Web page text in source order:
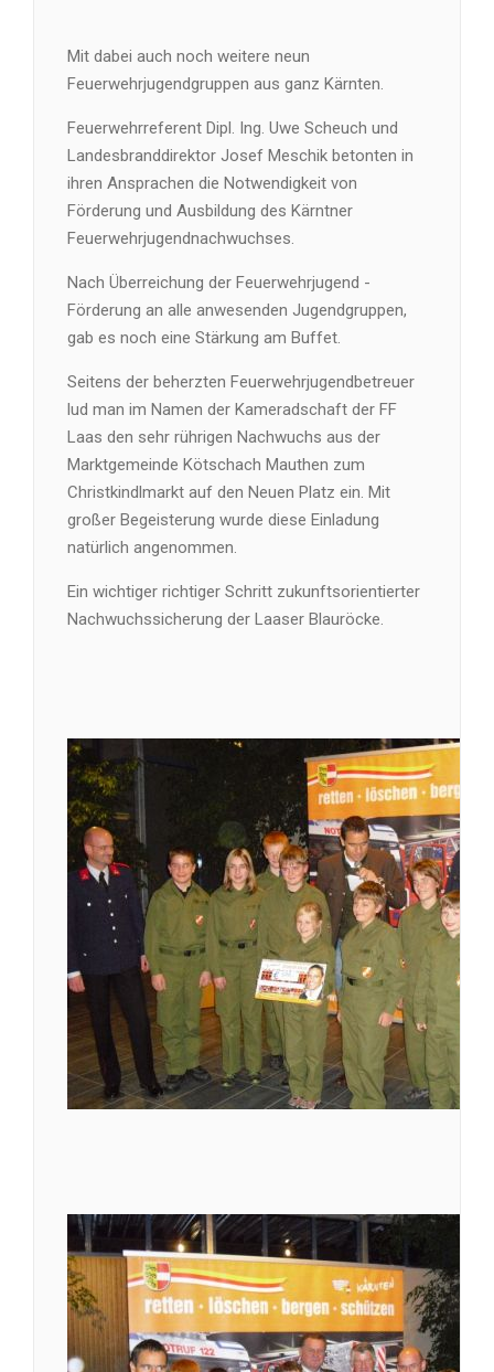
Mit dabei auch noch weitere neun
Feuerwehrjugendgruppen aus ganz Kärnten.
Feuerwehrreferent Dipl. Ing. Uwe Scheuch und
Landesbranddirektor Josef Meschik betonten in
ihren Ansprachen die Notwendigkeit von
Förderung und Ausbildung des Kärntner
Feuerwehrjugendnachwuchses.
Nach Überreichung der Feuerwehrjugend -
Förderung an alle anwesenden Jugendgruppen,
gab es noch eine Stärkung am Buffet.
Seitens der beherzten Feuerwehrjugendbetreuer
lud man im Namen der Kameradschaft der FF
Laas den sehr rührigen Nachwuchs aus der
Marktgemeinde Kötschach Mauthen zum
Christkindlmarkt auf den Neuen Platz ein. Mit
großer Begeisterung wurde diese Einladung
natürlich angenommen.
Ein wichtiger richtiger Schritt zukunftsorientierter
Nachwuchssicherung der Laaser Blauröcke.